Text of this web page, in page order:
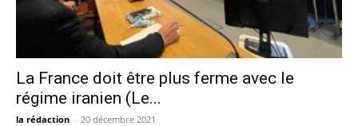
La France doit être plus ferme avec le
régime iranien (Le...
la rédaction - 20 décembre 2021